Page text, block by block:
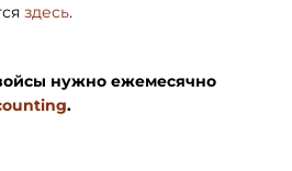
здесь.
нужно ежемесячно
.